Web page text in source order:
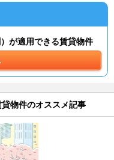
が適用できる賃貸物件
物件のオススメ記事